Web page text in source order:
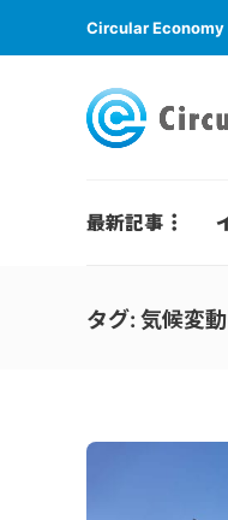
Circular Economy
最新記事
タグ: 気候変